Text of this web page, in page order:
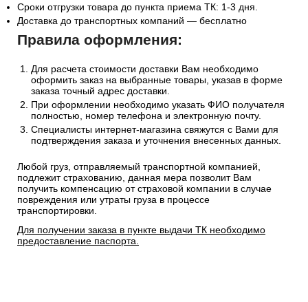
Сроки отгрузки товара до пункта приема ТК: 1-3 дня.
Доставка до транспортных компаний — бесплатно
Правила оформления:
Для расчета стоимости доставки Вам необходимо
оформить заказ на выбранные товары, указав в форме
заказа точный адрес доставки.
При оформлении необходимо указать ФИО получателя
полностью, номер телефона и электронную почту.
Специалисты интернет-магазина свяжутся с Вами для
подтверждения заказа и уточнения внесенных данных.
Любой груз, отправляемый транспортной компанией,
подлежит страхованию, данная мера позволит Вам
получить компенсацию от страховой компании в случае
повреждения или утраты груза в процессе
транспортировки.
Для получении заказа в пункте выдачи ТК необходимо
предоставление паспорта.